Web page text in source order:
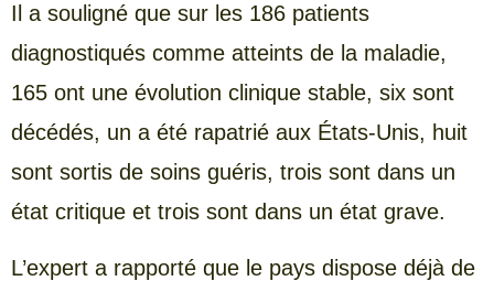
Il a souligné que sur les 186 patients
diagnostiqués comme atteints de la maladie,
165 ont une évolution clinique stable, six sont
décédés, un a été rapatrié aux États-Unis, huit
sont sortis de soins guéris, trois sont dans un
état critique et trois sont dans un état grave.
L’expert a rapporté que le pays dispose déjà de